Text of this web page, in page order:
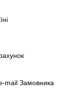
mail Замовника